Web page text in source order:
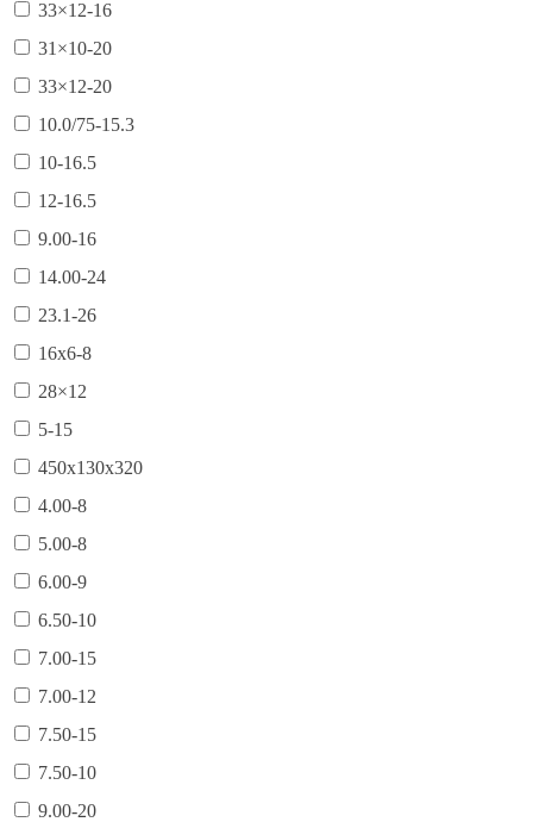
33×12-16
31×10-20
33×12-20
10.0/75-15.3
10-16.5
12-16.5
9.00-16
14.00-24
23.1-26
16х6-8
28×12
5-15
450х130х320
4.00-8
5.00-8
6.00-9
6.50-10
7.00-15
7.00-12
7.50-15
7.50-10
9.00-20